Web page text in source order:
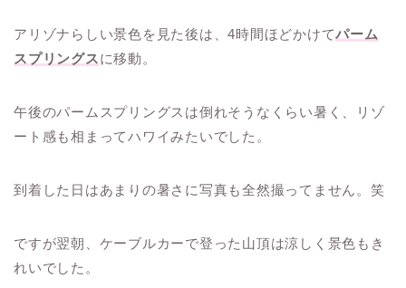
アリゾナらしい景色を見た後は、4時間ほどかけてパーム
スプリングスに移動。
午後のパームスプリングスは倒れそうなくらい暑く、リゾ
ート感も相まってハワイみたいでした。
到着した日はあまりの暑さに写真も全然撮ってません。笑
ですが翌朝、ケーブルカーで登った山頂は涼しく景色もき
れいでした。